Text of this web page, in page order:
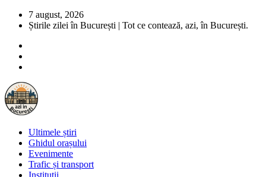
7 august, 2026
Știrile zilei în București | Tot ce contează, azi, în București.
Ultimele știri
Ghidul orașului
Evenimente
Trafic și transport
Instituții